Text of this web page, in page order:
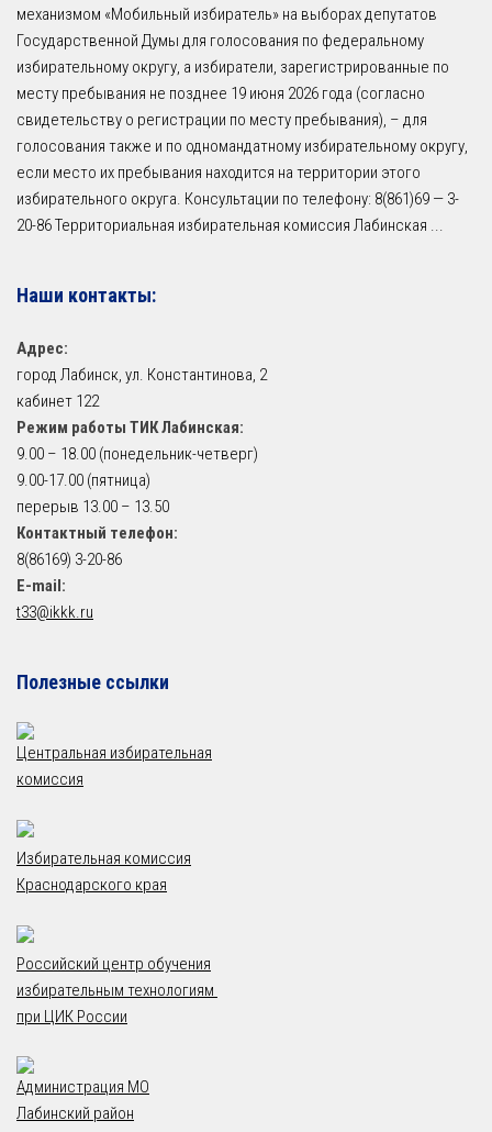
механизмом «Мобильный избиратель» на выборах депутатов
Государственной Думы для голосования по федеральному
избирательному округу, а избиратели, зарегистрированные по
месту пребывания не позднее 19 июня 2026 года (согласно
свидетельству о регистрации по месту пребывания), – для
голосования также и по одномандатному избирательному округу,
если место их пребывания находится на территории этого
избирательного округа. Консультации по телефону: 8(861)69 — 3-
20-86 Территориальная избирательная комиссия Лабинская ...
Наши контакты:
Адрес:
город Лабинск, ул. Константинова, 2
кабинет 122
Режим работы ТИК Лабинская:
9.00 – 18.00 (понедельник-четверг)
9.00-17.00 (пятница)
перерыв 13.00 – 13.50
Контактный телефон:
8(86169) 3-20-86
E-mail:
t33@ikkk.ru
Полезные ссылки
Центральная избирательная
комиссия
Избирательная комиссия
Краснодарского края
Российский центр обучения
избирательным технологиям
при ЦИК России
Администрация МО
Лабинский район